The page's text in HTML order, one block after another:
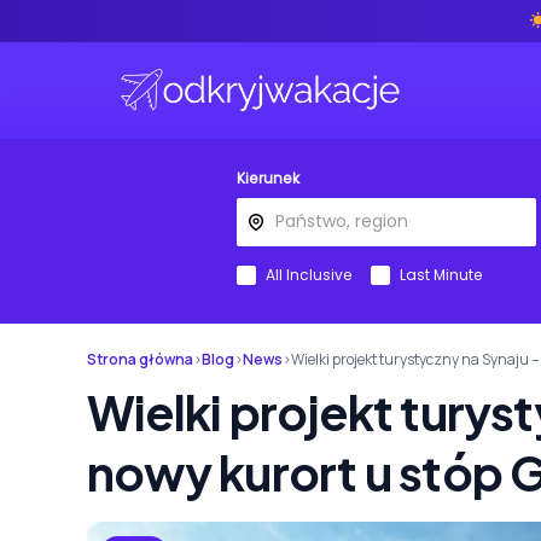
Kierunek
All Inclusive Last Minute
Strona główna›Blog›News›Wielki projekt turystyczny na Synaju
Wielki projekt
nowy kurort u stóp